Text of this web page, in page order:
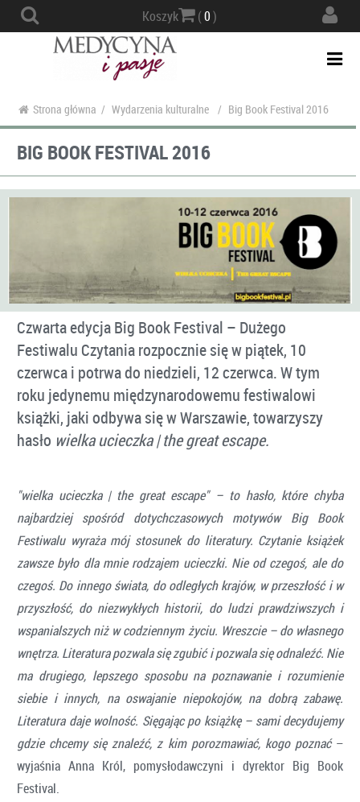
Koszyk (0)
Strona główna / Wydarzenia kulturalne / Big Book Festival 2016
BIG BOOK FESTIVAL 2016
Czwarta edycja Big Book Festival – Dużego
Festiwalu Czytania rozpocznie się w piątek, 10
czerwca i potrwa do niedzieli, 12 czerwca. W tym
roku jedynemu międzynarodowemu festiwalowi
książki, jaki odbywa się w Warszawie, towarzyszy
hasło wielka ucieczka | the great escape.
"wielka ucieczka | the great escape" – to hasło, które chyba
najbardziej spośród dotychczasowych motywów Big Book
Festiwalu wyraża mój stosunek do literatury. Czytanie książek
zawsze było dla mnie rodzajem ucieczki. Nie od czegoś, ale do
czegoś. Do innego świata, do odległych krajów, w przeszłość i w
przyszłość, do niezwykłych historii, do ludzi prawdziwszych i
wspanialszych niż w codziennym życiu. Wreszcie – do własnego
wnętrza. Literatura pozwala się zgubić i pozwala się odnaleźć. Nie
ma drugiego, lepszego sposobu na poznawanie i rozumienie
siebie i innych, na oswajanie niepokojów, na dobrą zabawę.
Literatura daje wolność. Sięgając po książkę – sami decydujemy
gdzie chcemy się znaleźć, z kim porozmawiać, kogo poznać–
wyjaśnia Anna Król, pomysłodawczyni i dyrektor Big Book
Festival.